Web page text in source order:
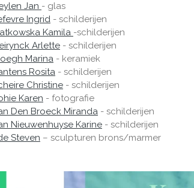
Jan - glas
Ingrid - schilderijen
Kamila -schilderijen
Arlette - schilderijen
Marina - keramiek
Rosita - schilderijen
Christine - schilderijen
Karen - fotografie
Den Broeck Miranda - schilderijen
Nieuwenhuyse Karine - schilderijen
Steven – sculpturen brons/marmer